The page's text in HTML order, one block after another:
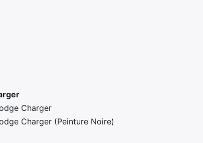
Charger
Charger (Peinture Noire)